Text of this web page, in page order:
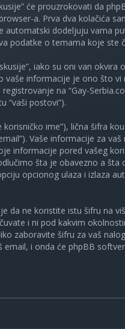
će prouzrokovati da
a. Prva dva kolačića
automatski dodeljuju vama
podatke o temama koje ste
iako su oni van
informacije je ono što
na “Gay-
“vaši postovi”).
ime”), lična šifra
Vaše informacije za
informacije pored vašeg
šta je obavezno a
opcionog ulaza i izlaza
ne koristite istu šifru na
i ni pod kakvim
zaboravite šifru za vaš
i onda će phpBB